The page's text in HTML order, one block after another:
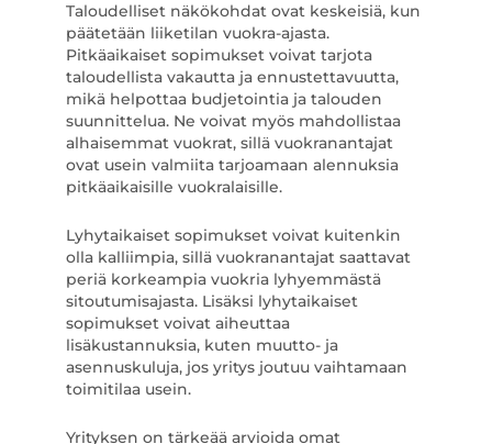
Taloudelliset näkökohdat ovat keskeisiä, kun
päätetään liiketilan vuokra-ajasta.
Pitkäaikaiset sopimukset voivat tarjota
taloudellista vakautta ja ennustettavuutta,
mikä helpottaa budjetointia ja talouden
suunnittelua. Ne voivat myös mahdollistaa
alhaisemmat vuokrat, sillä vuokranantajat
ovat usein valmiita tarjoamaan alennuksia
pitkäaikaisille vuokralaisille.
Lyhytaikaiset sopimukset voivat kuitenkin
olla kalliimpia, sillä vuokranantajat saattavat
periä korkeampia vuokria lyhyemmästä
sitoutumisajasta. Lisäksi lyhytaikaiset
sopimukset voivat aiheuttaa
lisäkustannuksia, kuten muutto- ja
asennuskuluja, jos yritys joutuu vaihtamaan
toimitilaa usein.
Yrityksen on tärkeää arvioida omat